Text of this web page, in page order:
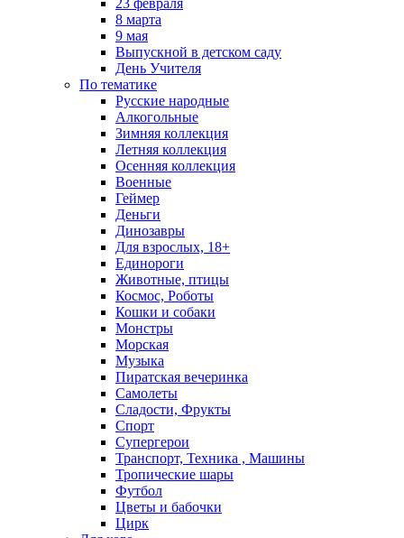
23 февраля
8 марта
9 мая
Выпускной в детском саду
День Учителя
По тематике
Русские народные
Алкогольные
Зимняя коллекция
Летняя коллекция
Осенняя коллекция
Военные
Геймер
Деньги
Динозавры
Для взрослых, 18+
Единороги
Животные, птицы
Космос, Роботы
Кошки и собаки
Монстры
Морская
Музыка
Пиратская вечеринка
Самолеты
Сладости, Фрукты
Спорт
Супергерои
Транспорт, Техника , Машины
Тропические шары
Футбол
Цветы и бабочки
Цирк